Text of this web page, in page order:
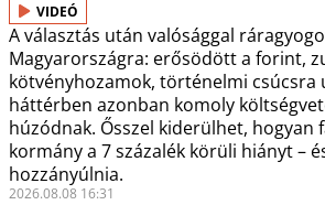
VIDEÓ
A választás után valósággal
Magyarországra: erősödött a forint,
kötvényhozamok, történelmi csúcsra
háttérben azonban komoly
húzódnak. Ősszel kiderülhet, hogyan
kormány a 7 százalék körüli hiányt –
hozzányúlnia.
2026.08.08 16:31